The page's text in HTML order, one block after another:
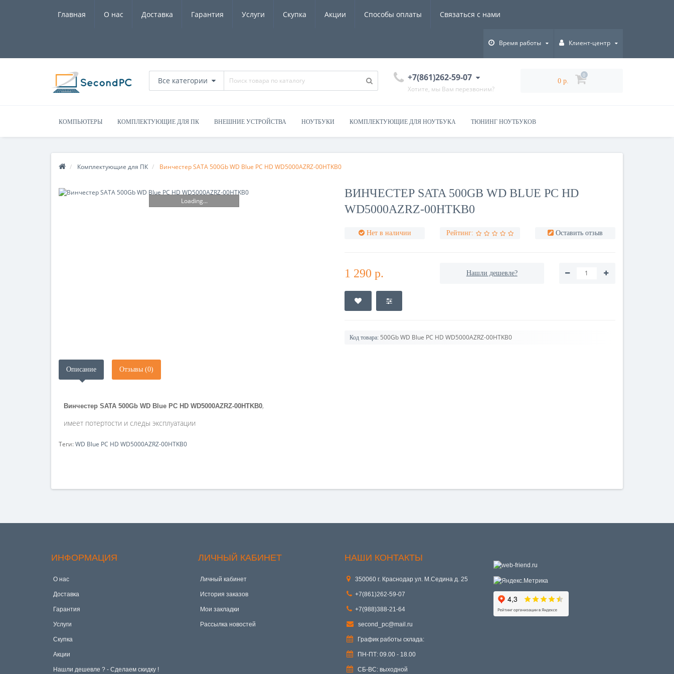
Главная О нас Доставка Гарантия Услуги Скупка Акции Способы оплаты Связаться с нами
Время работы Клиент-центр
Все категории +7(861)262-59-07
Хотите, мы Вам перезвоним?
0 р.
0
КОМПЬЮТЕРЫ КОМПЛЕКТУЮЩИЕ ДЛЯ ПК ВНЕШНИЕ УСТРОЙСТВА НОУТБУКИ КОМПЛЕКТУЮЩИЕ ДЛЯ НОУТБУКА ТЮНИНГ НОУТБУКОВ
Комплектующие для ПК Винчестер SATA 500Gb WD Blue PC HD WD5000AZRZ-00HTKB0
Loading...
ВИНЧЕСТЕР SATA 500GB WD BLUE PC HD
WD5000AZRZ-00HTKB0
Нет в наличии Рейтинг: Оставить отзыв
1 290 р. Нашли дешевле?
Код товара: 500Gb WD Blue PC HD WD5000AZRZ-00HTKB0
Описание Отзывы (0)
Винчестер SATA 500Gb WD Blue PC HD WD5000AZRZ-00HTKB0,
имеет потертости и следы эксплуатации
Теги:WD Blue PC HD WD5000AZRZ-00HTKB0
ИНФОРМАЦИЯ
О нас
Доставка
Гарантия
Услуги
Скупка
Акции
Hашли дешевле ? - Сделаем скидку !
ЛИЧНЫЙ КАБИНЕТ
Личный кабинет
История заказов
Мои закладки
Рассылка новостей
НАШИ КОНТАКТЫ
350060 г. Краснодар ул. М.Седина д. 25
+7(861)262-59-07
+7(988)388-21-64
second_pc@mail.ru
График работы склада:
ПН-ПТ: 09.00 - 18.00
СБ-ВС: выходной